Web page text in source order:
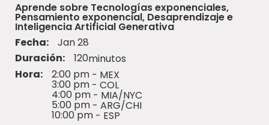
Aprende sobre Tecnologías exponenciales,
Pensamiento exponencial, Desaprendizaje e
Inteligencia Artificial Generativa
Fecha:
Jan 28
Duración:
120minutos
Hora:
2:00 pm - MEX
3:00 pm - COL
4:00 pm - MIA/NYC
5:00 pm - ARG/CHI
10:00 pm - ESP